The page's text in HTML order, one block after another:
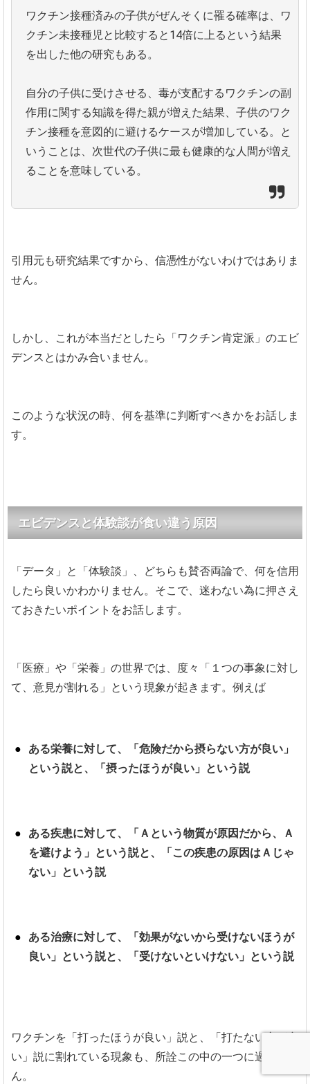
ワクチン接種済みの子供がぜんそくに罹る確率は、ワ
クチン未接種児と比較すると14倍に上るという結果
を出した他の研究もある。
自分の子供に受けさせる、毒が支配するワクチンの副
作用に関する知識を得た親が増えた結果、子供のワク
チン接種を意図的に避けるケースが増加している。と
いうことは、次世代の子供に最も健康的な人間が増え
ることを意味している。
引用元も研究結果ですから、信憑性がないわけではありま
せん。
しかし、これが本当だとしたら「ワクチン肯定派」のエビ
デンスとはかみ合いません。
このような状況の時、何を基準に判断すべきかをお話しま
す。
エビデンスと体験談が食い違う原因
「データ」と「体験談」、どちらも賛否両論で、何を信用
したら良いかわかりません。そこで、迷わない為に押さえ
ておきたいポイントをお話します。
「医療」や「栄養」の世界では、度々「１つの事象に対し
て、意見が割れる」という現象が起きます。例えば
ある栄養に対して、「危険だから摂らない方が良い」
という説と、「摂ったほうが良い」という説
ある疾患に対して、「Ａという物質が原因だから、Ａ
を避けよう」という説と、「この疾患の原因はＡじゃ
ない」という説
ある治療に対して、「効果がないから受けないほうが
良い」という説と、「受けないといけない」という説
ワクチンを「打ったほうが良い」説と、「打たない方が良
い」説に割れている現象も、所詮この中の一つに過ぎませ
ん。